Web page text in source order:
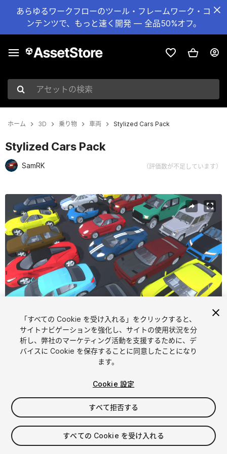
あらゆるワークフローのツール・フレームワーク・コ
ンテンツで、もっと速く開発 — 全品50%オフ。
アセットの検索
ホーム 3D 乗り物 車両 Stylized Cars Pack
Stylized Cars Pack
SamRK （評価数が不足しています）
現在のスライド：1 / 9
1 /9
$7.49
消費税は決済時に計算されます
「すべての Cookie を受け入れる」をクリックすると、
サイトナビゲーションを強化し、サイトの使用状況を分
析し、弊社のマーケティング活動を支援するために、デ
バイスに Cookie を保存することに同意したことになり
ます。
Cookie 設定
すべて拒否する
すべての Cookie を受け入れる